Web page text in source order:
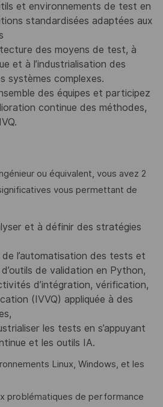
et environnements de test en
standardisées adaptées aux
des moyens de test, à
et à l’industrialisation des
systèmes complexes.
des équipes et participez
continue des méthodes,
ou équivalent, vous avez 2
vous permettant de
et à définir des stratégies
l’automatisation des tests et
de validation en Python,
d’intégration, vérification,
(IVVQ) appliquée à des
les tests en s’appuyant
et les outils IA.
Linux, Windows, et les
problématiques de performance